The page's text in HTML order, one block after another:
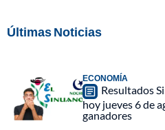
Últimas Noticias
ECONOMÍA
Resultados
hoy jueves 6 de
ganadores